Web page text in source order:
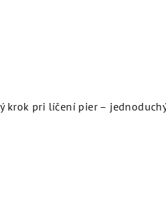
krok pri líčení pier –